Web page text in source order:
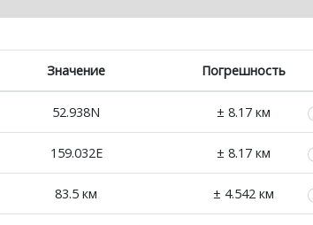
Значение Погрешность
52.938N ± 8.17 км
159.032E ± 8.17 км
83.5 км ± 4.542 км